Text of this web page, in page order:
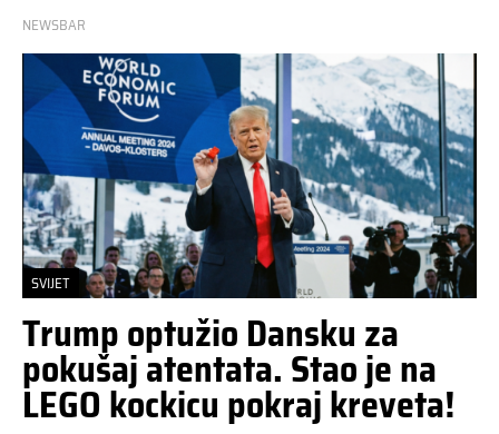
NEWSBAR
SVIJET
Trump optužio Dansku za
pokušaj atentata. Stao je na
LEGO kockicu pokraj kreveta!